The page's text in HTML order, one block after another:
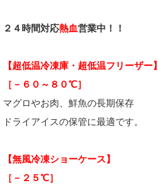
２４時間対応熱血営業中！！
【超低温冷凍庫・超低温フリーザー】
［－６０～８０℃］
マグロやお肉、鮮魚の長期保存
ドライアイスの保管に最適です。
【無風冷凍ショーケース】
［－２５℃］